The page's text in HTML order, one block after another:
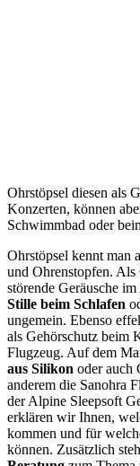
Ohrstöpsel diesen als
Konzerten, können
Schwimmbad oder
Ohrstöpsel kennt man
und Ohrenstopfen. Als
störende Geräusche
Stille beim Schlafen
ungemein. Ebenso
als Gehörschutz beim
Flugzeug. Auf dem
aus Silikon oder auch
anderem die Sanohra
der Alpine Sleepsoft
erklären wir Ihnen,
kommen und für
können. Zusätzlich